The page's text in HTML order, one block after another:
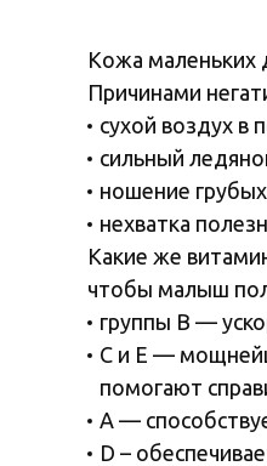
Кожа маленьких
Причинами
сухой воздух в
сильный
ношение
нехватка
Какие же
чтобы малыш
группы В —
С и Е —
помогают
А —
D –